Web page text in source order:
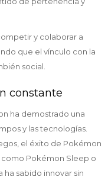
y colaborar a
que el vínculo con la
social.
constante
ha demostrado una
y las tecnologías.
el éxito de Pokémon
Pokémon Sleep o
ha sabido innovar sin